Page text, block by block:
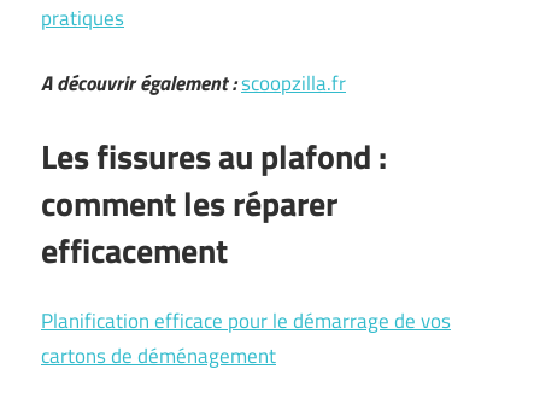
pratiques
A découvrir également :scoopzilla.fr
Les fissures au plafond :
comment les réparer
efficacement
Planification efficace pour le démarrage de vos
cartons de déménagement